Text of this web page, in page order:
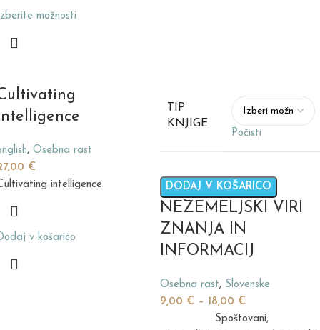
možnosti
, Osebna rast
€
intelligence
v košarico
TIP
KNJIGE
Počisti
DODAJ V KOŠARICO
NEZEMELJSKI VIRI
ZNANJA IN
INFORMACIJ
Osebna rast, Slovenske
9,00 € – 18,00 €
Spoštovani,